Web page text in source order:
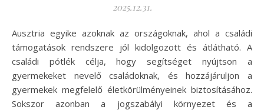
2025.12.31.
Ausztria egyike azoknak az országoknak, ahol a családi
támogatások rendszere jól kidolgozott és átlátható. A
családi pótlék célja, hogy segítséget nyújtson a
gyermekeket nevelő családoknak, és hozzájáruljon a
gyermekek megfelelő életkörülményeinek biztosításához.
Sokszor azonban a jogszabályi környezet és a